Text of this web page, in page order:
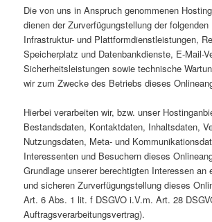
Die von uns in Anspruch genommenen
dienen der Zurverfügungstellung der folgenden
Infrastruktur- und Plattformdienstleistungen,
Speicherplatz und Datenbankdienste, E-Mail-
Sicherheitsleistungen sowie technische
wir zum Zwecke des Betriebs dieses
Hierbei verarbeiten wir, bzw. unser
Bestandsdaten, Kontaktdaten, Inhaltsdaten,
Nutzungsdaten, Meta- und
Interessenten und Besuchern dieses
Grundlage unserer berechtigten Interessen an
und sicheren Zurverfügungstellung dieses
Art. 6 Abs. 1 lit. f DSGVO i.V.m. Art. 28
Auftragsverarbeitungsvertrag).